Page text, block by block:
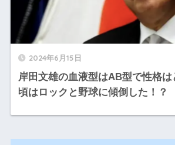
2024年6月15日
岸田文雄の血液型はAB型で性格
頃はロックと野球に傾倒した！？